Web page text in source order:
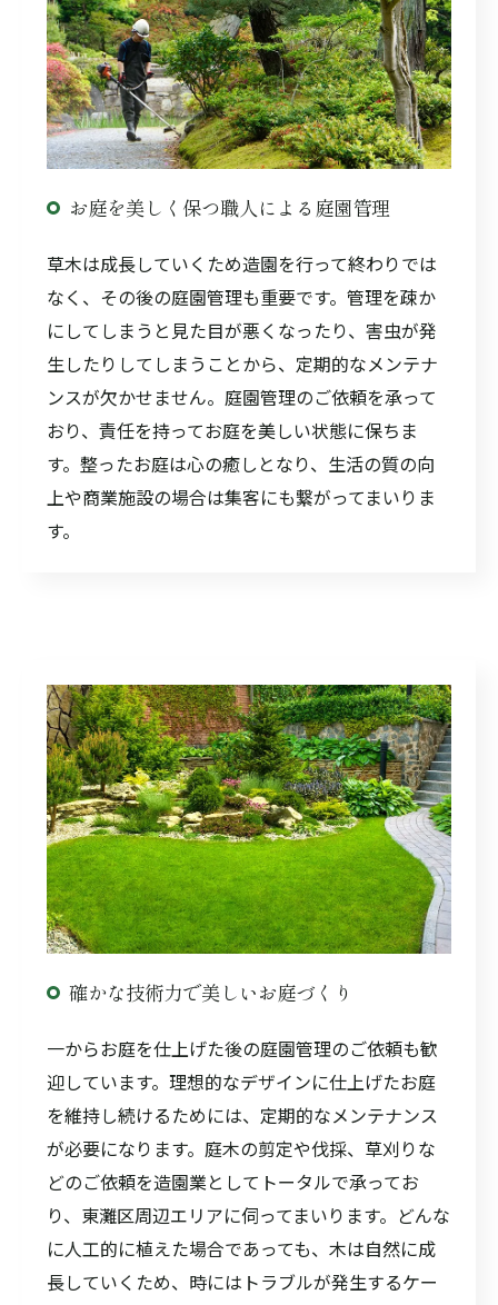
お庭を美しく保つ職人による庭園管理
草木は成長していくため造園を行って終わりでは
なく、その後の庭園管理も重要です。管理を疎か
にしてしまうと見た目が悪くなったり、害虫が発
生したりしてしまうことから、定期的なメンテナ
ンスが欠かせません。庭園管理のご依頼を承って
おり、責任を持ってお庭を美しい状態に保ちま
す。整ったお庭は心の癒しとなり、生活の質の向
上や商業施設の場合は集客にも繋がってまいりま
す。
確かな技術力で美しいお庭づくり
一からお庭を仕上げた後の庭園管理のご依頼も歓
迎しています。理想的なデザインに仕上げたお庭
を維持し続けるためには、定期的なメンテナンス
が必要になります。庭木の剪定や伐採、草刈りな
どのご依頼を造園業としてトータルで承ってお
り、東灘区周辺エリアに伺ってまいります。どんな
に人工的に植えた場合であっても、木は自然に成
長していくため、時にはトラブルが発生するケー